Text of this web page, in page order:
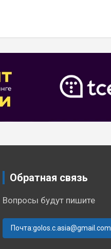
Обратная связь
Вопросы будут пишите
Почта:golos.c.asia@gmail.com